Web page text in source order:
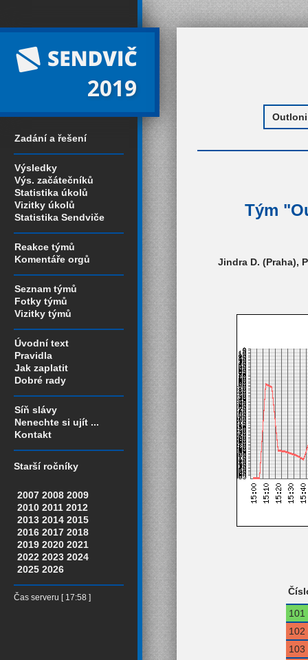
2019
Zadání a řešení
Výsledky
Výs. začátečníků
Statistika úkolů
Vizitky úkolů
Statistika Sendviče
Reakce týmů
Komentáře orgů
Seznam týmů
Fotky týmů
Vizitky týmů
Úvodní text
Pravidla
Jak zaplatit
Dobré rady
Síň slávy
Nenechte si ujít ...
Kontakt
Starší ročníky
2007 2008 2009
2010 2011 2012
2013 2014 2015
2016 2017 2018
2019 2020 2021
2022 2023 2024
2025 2026
Čas serveru [ 17:58 ]
Tým
Jindra D. (Praha),
101
102
103